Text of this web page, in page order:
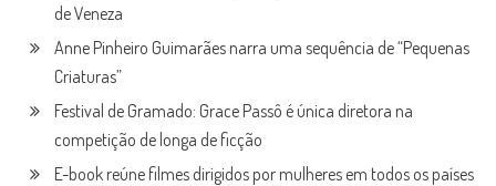
de Veneza
Anne Pinheiro Guimarães narra uma sequência de “Pequenas
Criaturas”
Festival de Gramado: Grace Passô é única diretora na
competição de longa de ficção
E-book reúne filmes dirigidos por mulheres em todos os países